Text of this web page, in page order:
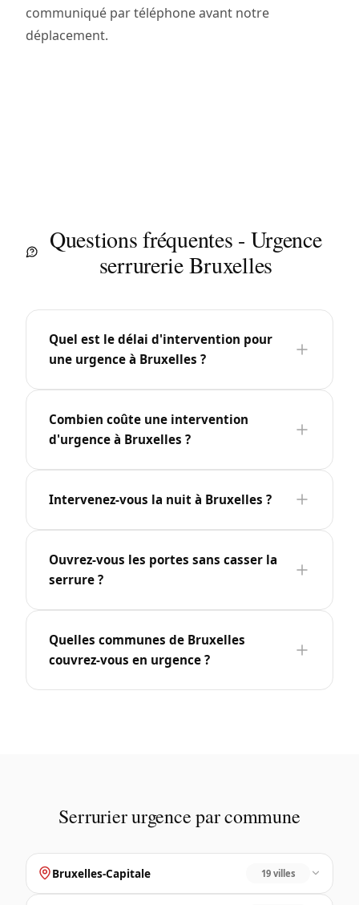
communiqué par téléphone avant notre
déplacement.
Questions fréquentes - Urgence
serrurerie Bruxelles
Quel est le délai d'intervention pour
une urgence à Bruxelles ?
Combien coûte une intervention
d'urgence à Bruxelles ?
Intervenez-vous la nuit à Bruxelles ?
Ouvrez-vous les portes sans casser la
serrure ?
Quelles communes de Bruxelles
couvrez-vous en urgence ?
Serrurier urgence par commune
Bruxelles-Capitale 19 villes